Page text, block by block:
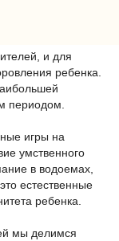
и для
ребенка.
периодом.
игры на
умственного
в водоемах,
естественные
ребенка.
мы делимся